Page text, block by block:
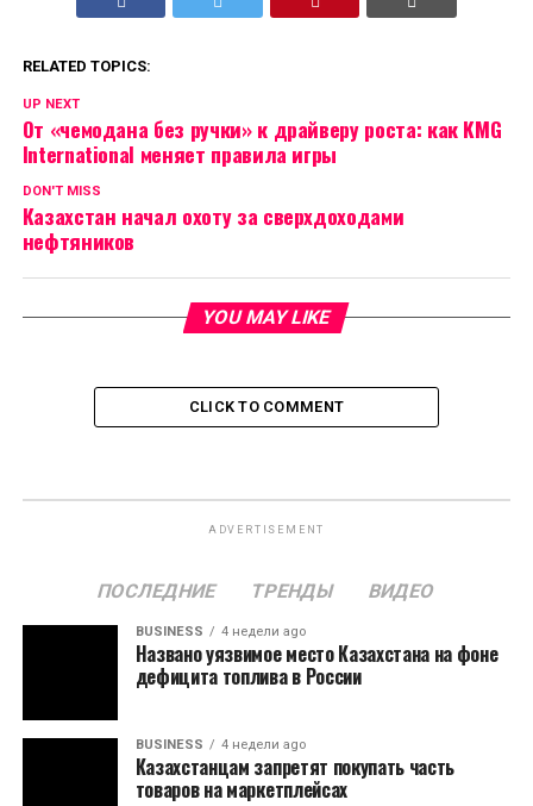
RELATED TOPICS:
UP NEXT
От «чемодана без ручки» к драйверу роста: как KMG
International меняет правила игры
DON'T MISS
Казахстан начал охоту за сверхдоходами
нефтяников
YOU MAY LIKE
CLICK TO COMMENT
ADVERTISEMENT
ПОСЛЕДНИЕ ТРЕНДЫ ВИДЕО
BUSINESS 4 недели ago
Названо уязвимое место Казахстана на фоне
дефицита топлива в России
BUSINESS 4 недели ago
Казахстанцам запретят покупать часть
товаров на маркетплейсах